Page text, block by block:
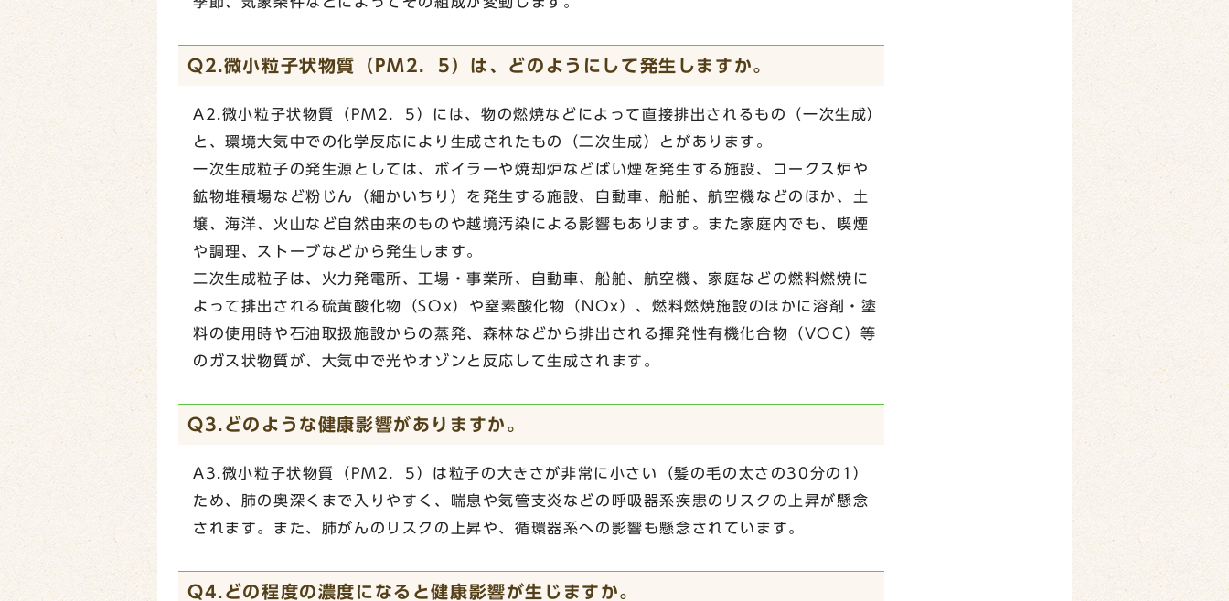
Q2.微小粒子状物質（PM2．5）は、どのようにして発生しますか。
A2.微小粒子状物質（PM2．5）には、物の燃焼などによって直接排出されるもの（一次生成）
と、環境大気中での化学反応により生成されたもの（二次生成）とがあります。
一次生成粒子の発生源としては、ボイラーや焼却炉などばい煙を発生する施設、コークス炉や
鉱物堆積場など粉じん（細かいちり）を発生する施設、自動車、船舶、航空機などのほか、土
壌、海洋、火山など自然由来のものや越境汚染による影響もあります。また家庭内でも、喫煙
や調理、ストーブなどから発生します。
二次生成粒子は、火力発電所、工場・事業所、自動車、船舶、航空機、家庭などの燃料燃焼に
よって排出される硫黄酸化物（SOx）や窒素酸化物（NOx）、燃料燃焼施設のほかに溶剤・塗
料の使用時や石油取扱施設からの蒸発、森林などから排出される揮発性有機化合物（VOC）等
のガス状物質が、大気中で光やオゾンと反応して生成されます。
Q3.どのような健康影響がありますか。
A3.微小粒子状物質（PM2．5）は粒子の大きさが非常に小さい（髪の毛の太さの30分の1）
ため、肺の奥深くまで入りやすく、喘息や気管支炎などの呼吸器系疾患のリスクの上昇が懸念
されます。また、肺がんのリスクの上昇や、循環器系への影響も懸念されています。
Q4.どの程度の濃度になると健康影響が生じますか。